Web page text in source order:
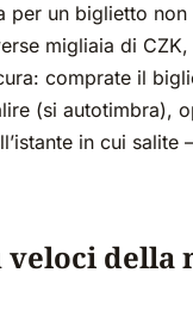
per un biglietto non
migliaia di
comprate il
(si autotimbra),
in cui salite
veloci della